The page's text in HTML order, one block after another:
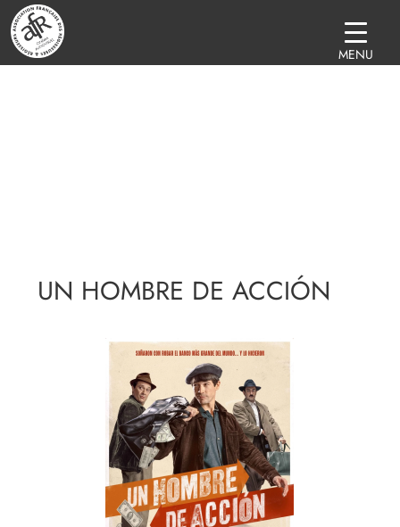
UN HOMBRE DE ACCIÓN
MENU